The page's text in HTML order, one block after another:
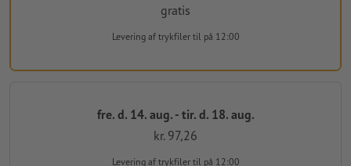
gratis
Levering af trykfiler til på 12:00
fre. d. 14. aug. - tir. d. 18. aug.
kr. 97,26
Levering af trykfiler til på 12:00